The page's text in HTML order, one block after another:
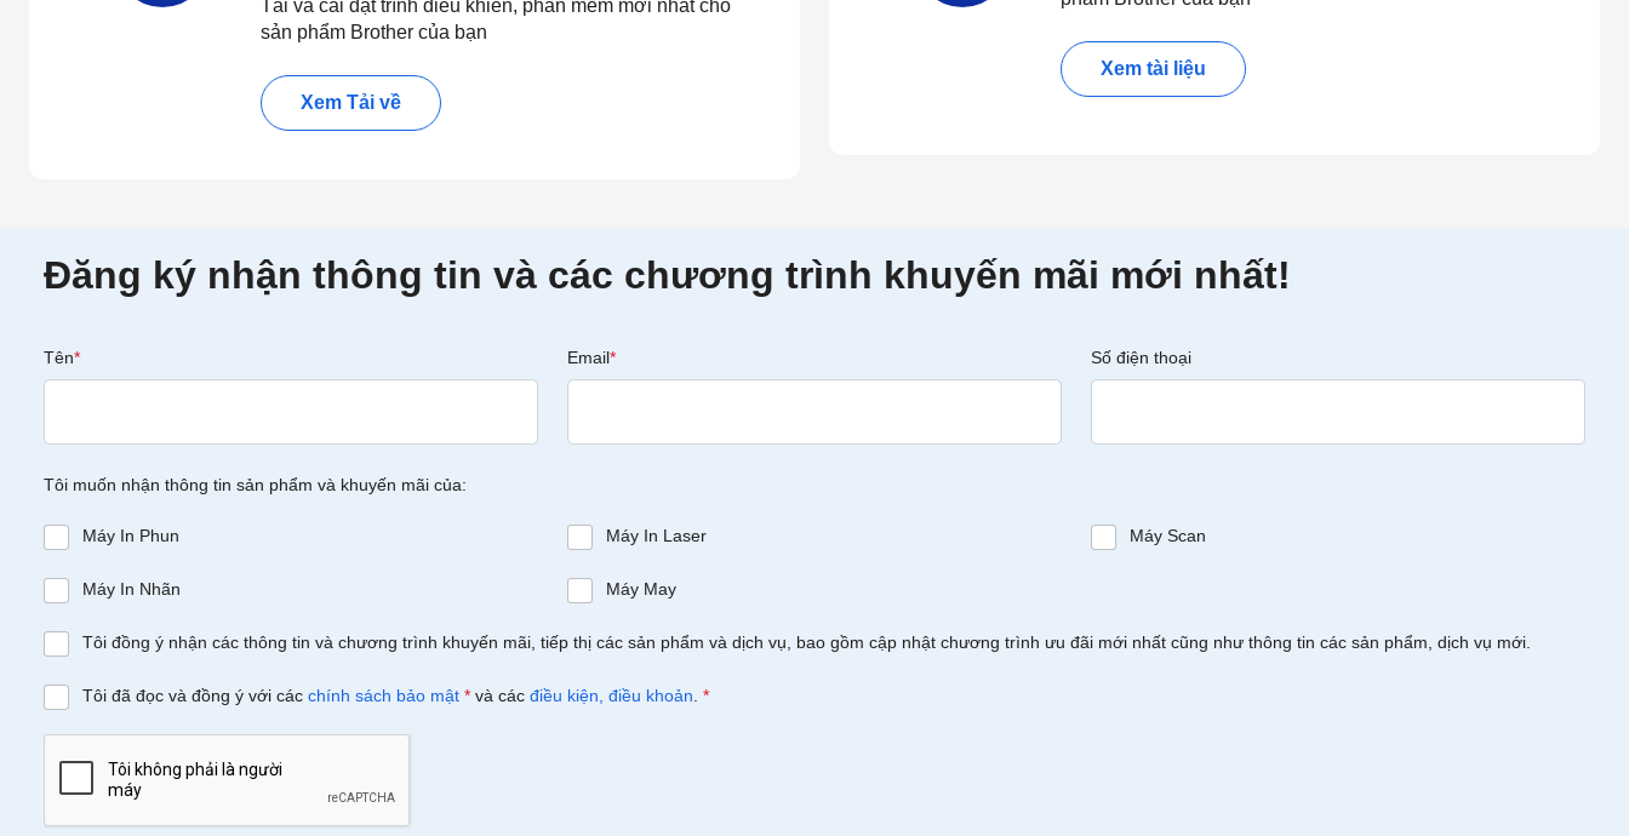
Tải và cài đặt trình điều khiển, phần mềm mới nhất cho
sản phẩm Brother của bạn
Xem Tải về
Xem tài liệu
Đăng ký nhận thông tin và các chương trình khuyến mãi mới nhất!
Tên* Email* Số điện thoại
Tôi muốn nhận thông tin sản phẩm và khuyến mãi của:
Máy In Phun Máy In Laser Máy Scan
Máy In Nhãn Máy May
Tôi đồng ý nhận các thông tin và chương trình khuyến mãi, tiếp thị các sản phẩm và dịch vụ, bao gồm cập nhật chương trình ưu đãi mới nhất cũng như thông tin các sản phẩm, dịch vụ mới.
Tôi đã đọc và đồng ý với các chính sách bảo mật * và các điều kiện, điều khoản *